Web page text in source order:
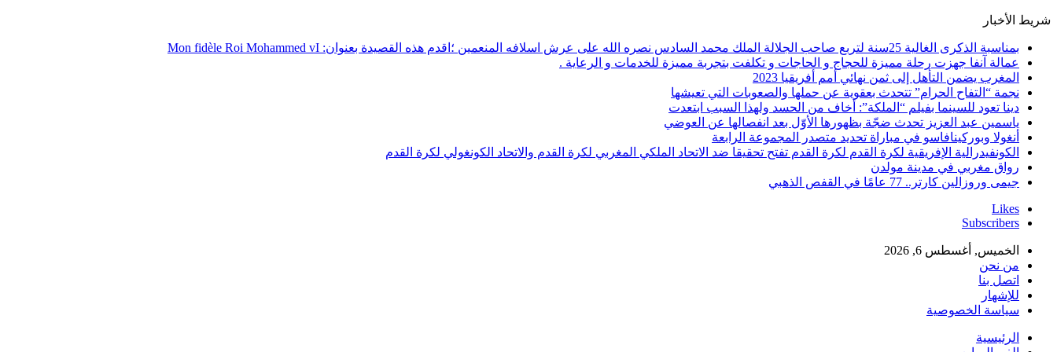
شريط الأخبار
بمناسبة الذكرى الغالية 25سنة لتربع صاحب الجلالة الملك محمد السادس نصره الله على عرش اسلافه المنعمين ؛اقدم هذه القصيدة بعنوان: Mon fidèle Roi Mohammed vI
عمالة آنفا جهزت رحلة مميزة للحجاج و الحاجات و تكلفت بتجربة مميزة للخدمات و الرعاية .
المغرب يضمن التأهل إلى ثمن نهائي أمم أفريقيا 2023
نجمة “التفاح الحرام” تتحدث بعقوية عن حملها والصعوبات التي تعيشها
دينا تعود للسينما بفيلم “الملكة”: أخاف من الحسد ولهذا السبب ابتعدت
ياسمين عبد العزيز تحدث ضجّة بظهورها الأوّل بعد انفصالها عن العوضي
أنغولا وبوركينافاسو في مباراة تحديد متصدر المجموعة الرابعة
الكونفيدرالية الإفريقية لكرة القدم لكرة القدم تفتح تحقيقا ضد الاتحاد الملكي المغربي لكرة القدم والاتحاد الكونغولي لكرة القدم
رواق مغربي في مدينة مولدن
جيمى وروزالين كارتر.. 77 عامًا في القفص الذهبي
Likes
Subscribers
الخميس, أغسطس 6, 2026
من نحن
اتصل بنا
للإشهار
سياسة الخصوصية
الرئيسية